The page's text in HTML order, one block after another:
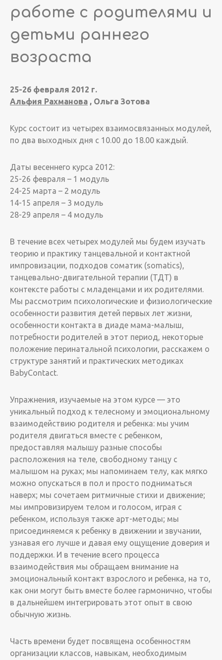
работе с родителями и
детьми раннего
возраста
25-26 февраля 2012 г.
Альфия Рахманова , Ольга Зотова
Курс состоит из четырех взаимосвязанных модулей,
по два выходных дня с 10.00 до 18.00 каждый.
Даты весеннего курса 2012:
25-26 февраля – 1 модуль
24-25 марта – 2 модуль
14-15 апреля – 3 модуль
28-29 апреля – 4 модуль
В течение всех четырех модулей мы будем изучать
теорию и практику танцевальной и контактной
импровизации, подходов соматик (somatics),
танцевально-двигательной терапии (ТДТ) в
контексте работы с младенцами и их родителями.
Мы рассмотрим психологические и физиологические
особенности развития детей первых лет жизни,
особенности контакта в диаде мама-малыш,
потребности родителей в этот период, некоторые
положение перинатальной психологии, расскажем о
структуре занятий и практических методиках
BabyContact.
Упражнения, изучаемые на этом курсе — это
уникальный подход к телесному и эмоциональному
взаимодействию родителя и ребенка: мы учим
родителя двигаться вместе с ребенком,
предоставляя малышу разные способы
расположения на теле, свободному танцу с
малышом на руках; мы напоминаем телу, как мягко
можно опускаться в пол и просто подниматься
наверх; мы сочетаем ритмичные стихи и движение;
мы импровизируем телом и голосом, играя с
ребенком, используя также арт-методы; мы
присоединяемся к ребенку в движении и звучании,
узнавая его лучше и давая ему ощущение доверия и
поддержки. И в течение всего процесса
взаимодействия мы обращаем внимание на
эмоциональный контакт взрослого и ребенка, на то,
как они могут быть вместе более гармонично, чтобы
в дальнейшем интегрировать этот опыт в свою
обычную жизнь.
Часть времени будет посвящена особенностям
организации классов, навыкам, необходимым